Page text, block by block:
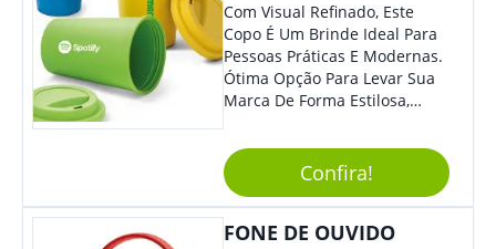
Com Visual Refinado, Este
Copo É Um Brinde Ideal Para
Pessoas Práticas E Modernas.
Ótima Opção Para Levar Sua
Marca De Forma Estilosa,
Empresa Em Eventos,
Reuniões Corporativas Ou Até
Mesmo Para Presentear
Colaboradores.
Confira!
FONE DE OUVIDO